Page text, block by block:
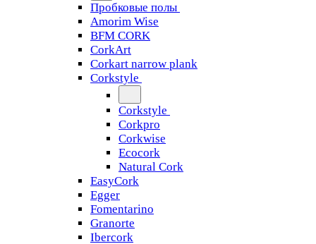
Пробковые полы
Amorim Wise
BFM CORK
CorkArt
Corkart narrow plank
Corkstyle
Corkstyle
Corkpro
Corkwise
Ecocork
Natural Cork
EasyCork
Egger
Fomentarino
Granorte
Ibercork